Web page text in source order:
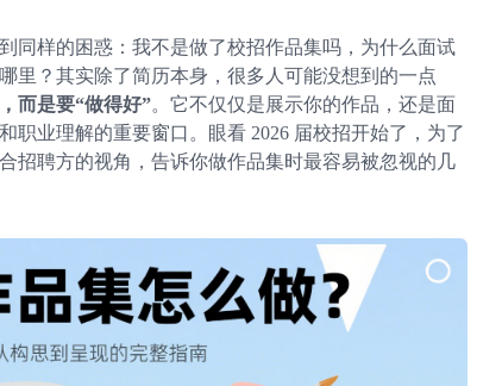
同样的困惑：我不是做了校招作品集吗，为什么面试
里？其实除了简历本身，很多人可能没想到的一点
而是要“做得好”。它不仅仅是展示你的作品，还是面
职业理解的重要窗口。眼看 2026 届校招开始了，为了
招聘方的视角，告诉你做作品集时最容易被忽视的几